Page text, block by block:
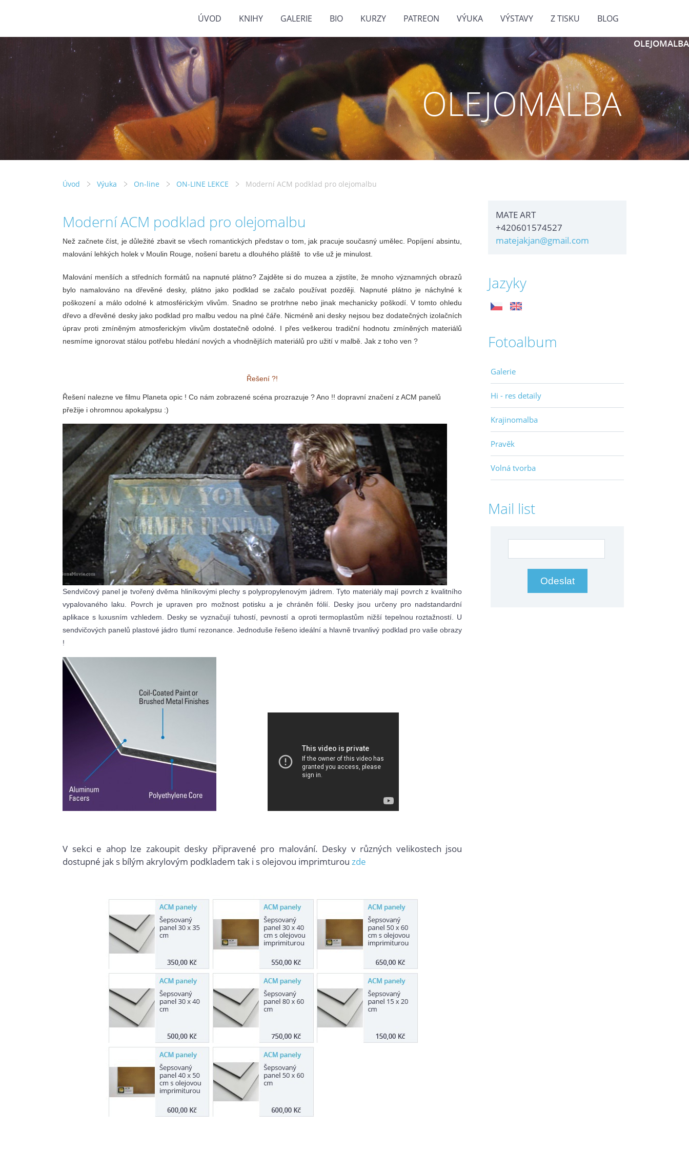
ÚVOD KNIHY GALERIE BIO KURZY PATREON VÝUKA VÝSTAVY Z TISKU BLOG
OLEJOMALBA
OLEJOMALBA
Úvod Výuka On-line ON-LINE LEKCE Moderní ACM podklad pro olejomalbu
Moderní ACM podklad pro olejomalbu
Než začnete číst, je důležité zbavit se všech romantických představ o tom, jak pracuje současný umělec. Popíjení absintu,
malování lehkých holek v Moulin Rouge, nošení baretu a dlouhého pláště to vše už je minulost.
Malování menších a středních formátů na napnuté plátno? Zajděte si do muzea a zjistíte, že mnoho významných obrazů
bylo namalováno na dřevěné desky, plátno jako podklad se začalo používat později. Napnuté plátno je náchylné k
poškození a málo odolné k atmosférickým vlivům. Snadno se protrhne nebo jinak mechanicky poškodí. V tomto ohledu
dřevo a dřevěné desky jako podklad pro malbu vedou na plné čáře. Nicméně ani desky nejsou bez dodatečných izolačních
úprav proti zmíněným atmosferickým vlivům dostatečně odolné. I přes veškerou tradiční hodnotu zmíněných materiálů
nesmíme ignorovat stálou potřebu hledání nových a vhodnějších materiálů pro užití v malbě. Jak z toho ven ?
Řešení ?!
Řešení nalezne ve filmu Planeta opic ! Co nám zobrazené scéna prozrazuje ? Ano !! dopravní značení z ACM panelů
přežije i ohromnou apokalypsu :)
Sendvičový panel je tvořený dvěma hliníkovými plechy s polypropylenovým jádrem. Tyto materiály mají povrch z kvalitního
vypalovaného laku. Povrch je upraven pro možnost potisku a je chráněn fólií. Desky jsou určeny pro nadstandardní
aplikace s luxusním vzhledem. Desky se vyznačují tuhostí, pevností a oproti termoplastům nižší tepelnou roztažností. U
sendvičových panelů plastové jádro tlumí rezonance. Jednoduše řešeno ideální a hlavně trvanlivý podklad pro vaše obrazy
!
V sekci e ahop lze zakoupit desky připravené pro malování. Desky v různých velikostech jsou
dostupné jak s bílým akrylovým podkladem tak i s olejovou imprimturou zde
MATE ART
+420601574527
matejakjan@gmail.com
Jazyky
Fotoalbum
Galerie
Hi - res detaily
Krajinomalba
Pravěk
Volná tvorba
Mail list